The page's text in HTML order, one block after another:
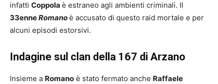
infatti Coppola è estraneo agli ambienti criminali. Il
33enneRomanoè accusato di questo raid mortale e per
alcuni episodi estorsivi.
Indagine sul clan della 167 di Arzano
Insieme a Romano è stato fermato anche Raffaele